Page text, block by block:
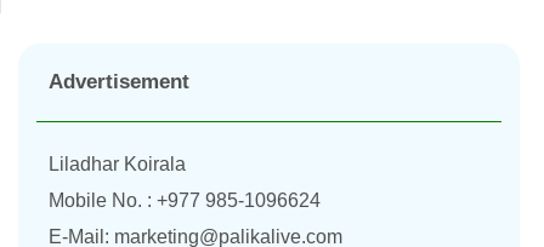
Advertisement
Liladhar Koirala
Mobile No. : +977 985-1096624
E-Mail: marketing@palikalive.com